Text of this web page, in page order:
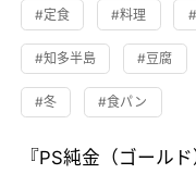
#定食 #料理
#知多半島 #豆腐
#冬 #食パン
『PS純金（ゴール